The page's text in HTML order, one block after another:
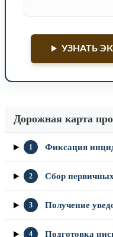
УЗНАТЬ
Дорожная карта
1 Фиксация
2 Сбор первичных
3 Получение
4 Подготовка